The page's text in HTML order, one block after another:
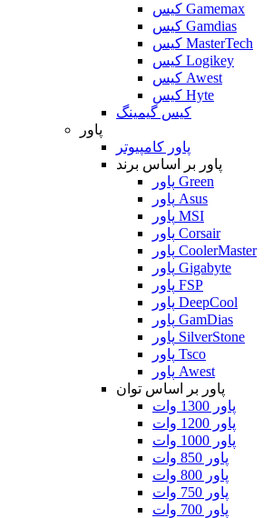
کیس Gamemax
کیس Gamdias
کیس MasterTech
کیس Logikey
کیس Awest
کیس Hyte
کیس گیمینگ
پاور
پاور کامپیوتر
پاور بر اساس برند
پاور Green
پاور Asus
پاور MSI
پاور Corsair
پاور CoolerMaster
پاور Gigabyte
پاور FSP
پاور DeepCool
پاور GamDias
پاور SilverStone
پاور Tsco
پاور Awest
پاور بر اساس توان
پاور 1300 وات
پاور 1200 وات
پاور 1000 وات
پاور 850 وات
پاور 800 وات
پاور 750 وات
پاور 700 وات